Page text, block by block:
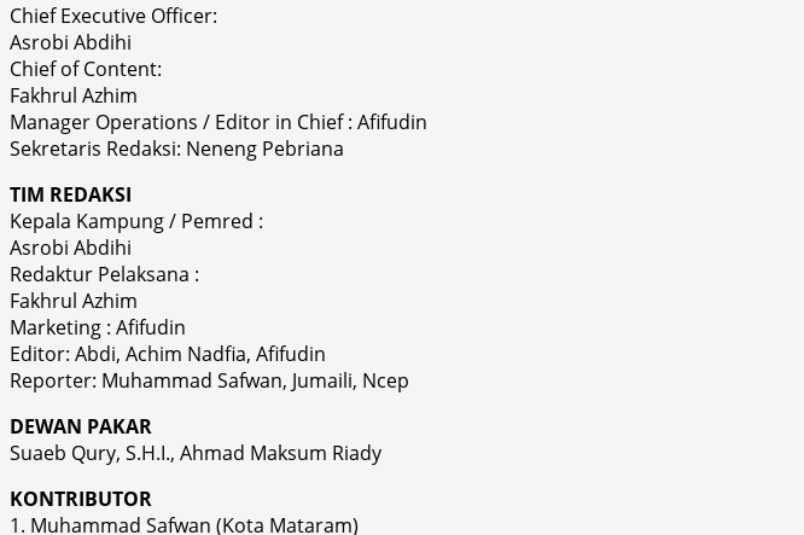
Chief Executive Officer:
Asrobi Abdihi
Chief of Content:
Fakhrul Azhim
Manager Operations / Editor in Chief : Afifudin
Sekretaris Redaksi: Neneng Pebriana
TIM REDAKSI
Kepala Kampung / Pemred :
Asrobi Abdihi
Redaktur Pelaksana :
Fakhrul Azhim
Marketing : Afifudin
Editor: Abdi, Achim Nadfia, Afifudin
Reporter: Muhammad Safwan, Jumaili, Ncep
DEWAN PAKAR
Suaeb Qury, S.H.I., Ahmad Maksum Riady
KONTRIBUTOR
1. Muhammad Safwan (Kota Mataram)